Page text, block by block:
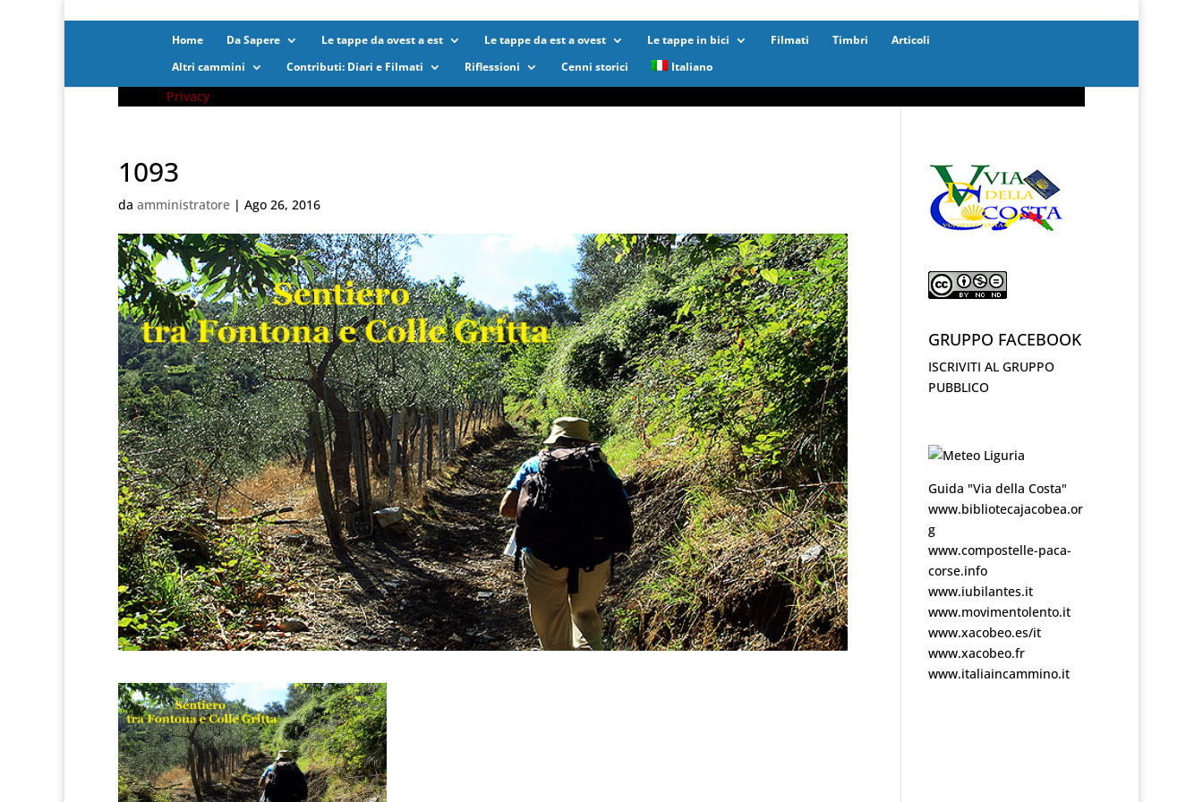
Privacy
Home Da Sapere Le tappe da ovest a est Le tappe da est a ovest Le tappe in bici Filmati Timbri
Articoli
Altri cammini
Contributi: Diari e Filmati Riflessioni Cenni storici Italiano
1093
da amministratore | Ago 26, 2016
GRUPPO FACEBOOK
ISCRIVITI AL GRUPPO
PUBBLICO
Guida "Via della Costa"
www.bibliotecajacobea.or
g
www.compostelle-paca-
corse.info
www.iubilantes.it
www.movimentolento.it
www.xacobeo.es/it
www.xacobeo.fr
www.italiaincammino.it